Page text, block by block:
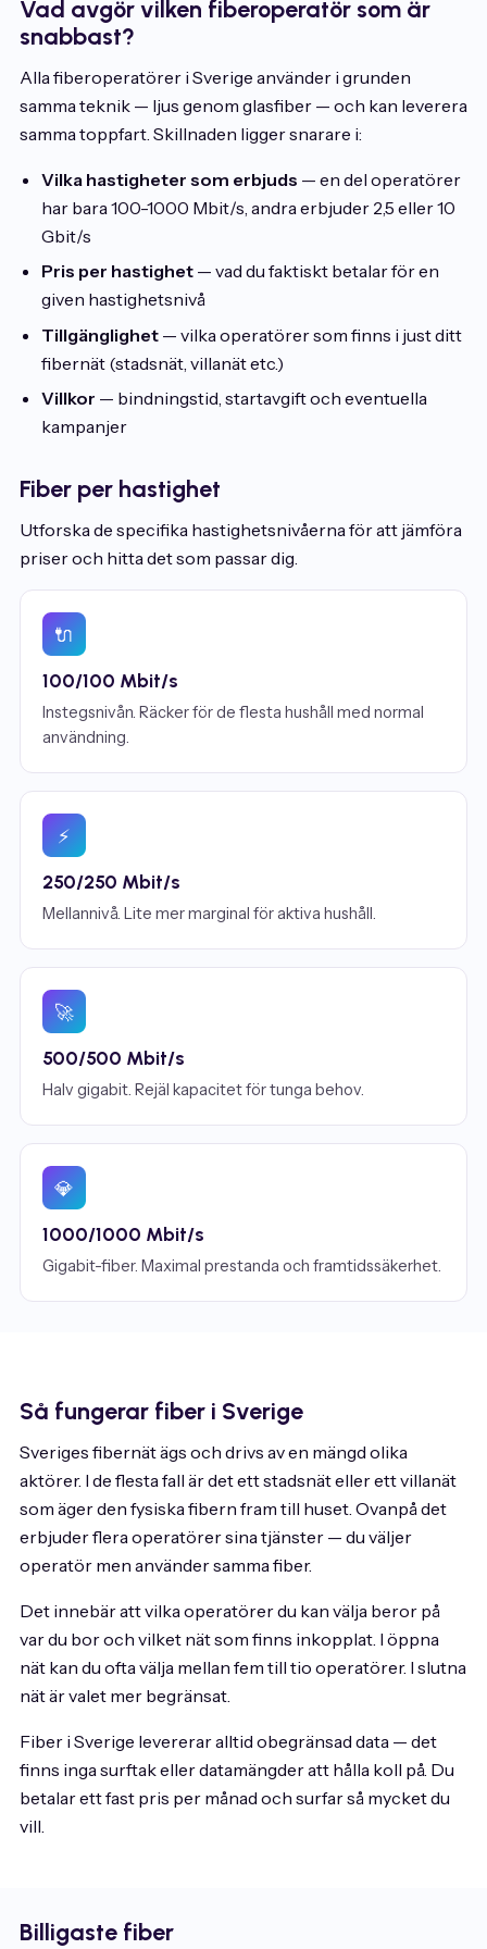
Vad avgör vilken fiberoperatör som är
snabbast?
Alla fiberoperatörer i Sverige använder i grunden
samma teknik — ljus genom glasfiber — och kan leverera
samma toppfart. Skillnaden ligger snarare i:
Vilka hastigheter som erbjuds — en del operatörer
har bara 100-1000 Mbit/s, andra erbjuder 2,5 eller 10
Gbit/s
Pris per hastighet— vad du faktiskt betalar för en
given hastighetsnivå
Tillgänglighet— vilka operatörer som finns i just ditt
fibernät (stadsnät, villanät etc.)
Villkor — bindningstid, startavgift och eventuella
kampanjer
Fiber per hastighet
Utforska de specifika hastighetsnivåerna för att jämföra
priser och hitta det som passar dig.
🔌
100/100 Mbit/s
Instegsnivån. Räcker för de flesta hushåll med normal
användning.
⚡
250/250 Mbit/s
Mellannivå. Lite mer marginal för aktiva hushåll.
🚀
500/500 Mbit/s
Halv gigabit. Rejäl kapacitet för tunga behov.
💎
1000/1000 Mbit/s
Gigabit-fiber. Maximal prestanda och framtidssäkerhet.
Så fungerar fiber i Sverige
Sveriges fibernät ägs och drivs av en mängd olika
aktörer. I de flesta fall är det ett stadsnät eller ett villanät
som äger den fysiska fibern fram till huset. Ovanpå det
erbjuder flera operatörer sina tjänster — du väljer
operatör men använder samma fiber.
Det innebär att vilka operatörer du kan välja beror på
var du bor och vilket nät som finns inkopplat. I öppna
nät kan du ofta välja mellan fem till tio operatörer. I slutna
nät är valet mer begränsat.
Fiber i Sverige levererar alltid obegränsad data — det
finns inga surftak eller datamängder att hålla koll på. Du
betalar ett fast pris per månad och surfar så mycket du
vill.
Billigaste fiber